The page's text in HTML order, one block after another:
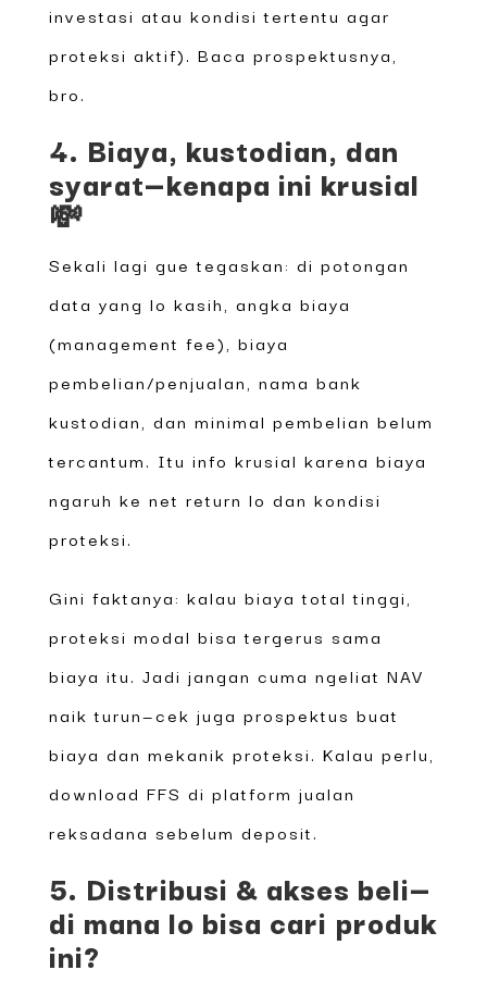
investasi atau kondisi tertentu agar
proteksi aktif). Baca prospektusnya,
bro.
4. Biaya, kustodian, dan
syarat—kenapa ini krusial
💸
Sekali lagi gue tegaskan: di potongan
data yang lo kasih, angka biaya
(management fee), biaya
pembelian/penjualan, nama bank
kustodian, dan minimal pembelian belum
tercantum. Itu info krusial karena biaya
ngaruh ke net return lo dan kondisi
proteksi.
Gini faktanya: kalau biaya total tinggi,
proteksi modal bisa tergerus sama
biaya itu. Jadi jangan cuma ngeliat NAV
naik turun—cek juga prospektus buat
biaya dan mekanik proteksi. Kalau perlu,
download FFS di platform jualan
reksadana sebelum deposit.
5. Distribusi & akses beli—
di mana lo bisa cari produk
ini?